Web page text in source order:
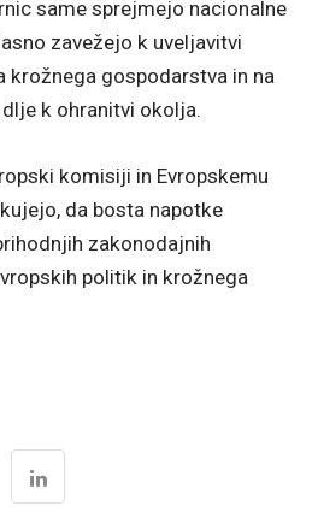
same sprejmejo nacionalne
zavežejo k uveljavitvi
krožnega gospodarstva in na
k ohranitvi okolja.
komisiji in Evropskemu
da bosta napotke
zakonodajnih
politik in krožnega